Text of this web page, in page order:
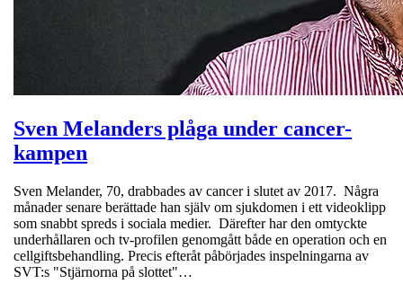
Sven Melanders plåga under cancer-
kampen
Sven Melander, 70, drabbades av cancer i slutet av 2017. Några
månader senare berättade han själv om sjukdomen i ett videoklipp
som snabbt spreds i sociala medier. Därefter har den omtyckte
underhållaren och tv-profilen genomgått både en operation och en
cellgiftsbehandling. Precis efteråt påbörjades inspelningarna av
SVT:s "Stjärnorna på slottet"…